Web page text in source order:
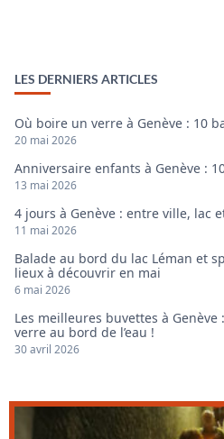
LES DERNIERS ARTICLES
Où boire un verre à Genève : 10
20 mai 2026
Anniversaire enfants à Genève :
13 mai 2026
4 jours à Genève : entre ville, lac
11 mai 2026
Balade au bord du lac Léman et
lieux à découvrir en mai
6 mai 2026
Les meilleures buvettes à
verre au bord de l’eau !
30 avril 2026